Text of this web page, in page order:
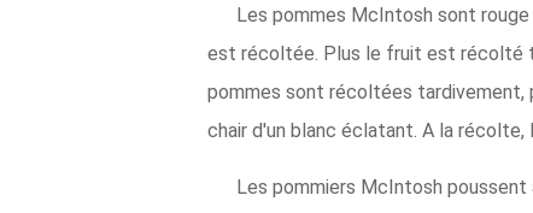
Les pommes McIntosh sont
est récoltée. Plus le fruit est récolté
pommes sont récoltées tardivement,
chair d'un blanc éclatant. A la
Les pommiers McIntosh poussent